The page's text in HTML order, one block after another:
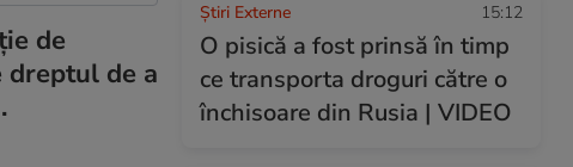
de
dreptul de a
.
Știri Externe 15:12
O pisică a fost prinsă în timp
ce transporta droguri către o
închisoare din Rusia | VIDEO